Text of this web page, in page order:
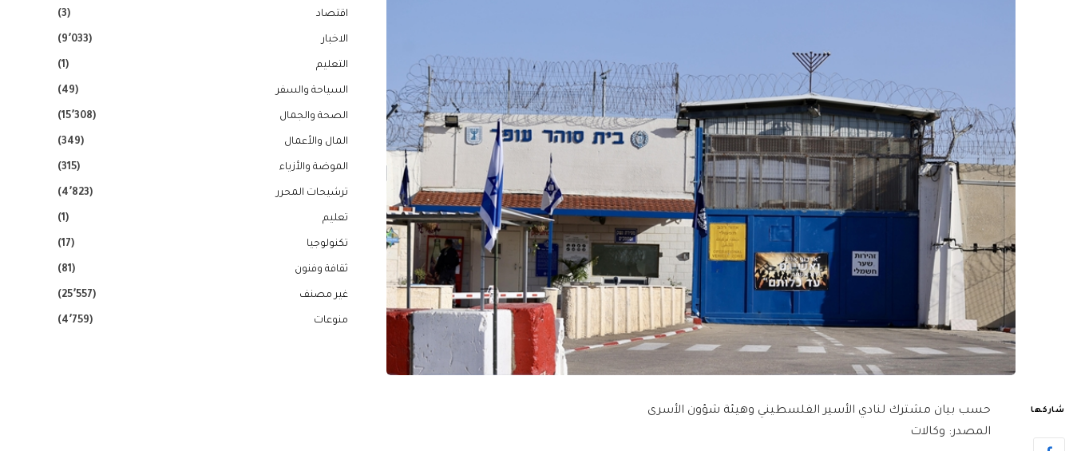
شاركها
حسب بيان مشترك لنادي الأسير الفلسطيني وهيئة شؤون الأسرى
المصدر: وكالات
اقتصاد (3)
الاخبار (9٬033)
التعليم (1)
السياحة والسفر (49)
الصحة والجمال (15٬308)
المال والأعمال (349)
الموضة والأزياء (315)
ترشيحات المحرر (4٬823)
تعليم (1)
تكنولوجيا (17)
ثقافة وفنون (81)
غير مصنف (25٬557)
منوعات (4٬759)